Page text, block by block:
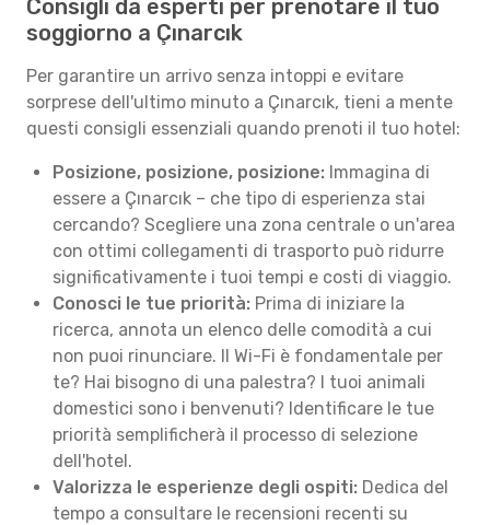
Consigli da esperti per prenotare il tuo
soggiorno a Çınarcık
Per garantire un arrivo senza intoppi e evitare
sorprese dell'ultimo minuto a Çınarcık, tieni a mente
questi consigli essenziali quando prenoti il tuo hotel:
Posizione, posizione, posizione: Immagina di
essere a Çınarcık – che tipo di esperienza stai
cercando? Scegliere una zona centrale o un'area
con ottimi collegamenti di trasporto può ridurre
significativamente i tuoi tempi e costi di viaggio.
Conosci le tue priorità: Prima di iniziare la
ricerca, annota un elenco delle comodità a cui
non puoi rinunciare. Il Wi-Fi è fondamentale per
te? Hai bisogno di una palestra? I tuoi animali
domestici sono i benvenuti? Identificare le tue
priorità semplificherà il processo di selezione
dell'hotel.
Valorizza le esperienze degli ospiti: Dedica del
tempo a consultare le recensioni recenti su